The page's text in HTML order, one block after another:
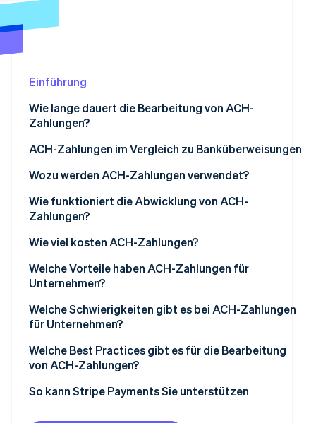
Betrugsprävention
Atlas
Online-Identitätsprüfung
Erfahren Sie, wie Stripe Lösungen für die
Jetzt ansehen
Einführung
Wie lange dauert die Bearbeitung von ACH-
Zahlungen?
ACH-Zahlungen im Vergleich zu Banküberweisungen
Geschwindigkeit
Kosten
Sicherheit
Wiederkehrende Zahlungen
Wozu werden ACH-Zahlungen verwendet?
Wie funktioniert die Abwicklung von ACH-
Zahlungen?
Wie viel kosten ACH-Zahlungen?
Welche Vorteile haben ACH-Zahlungen für
Unternehmen?
Welche Schwierigkeiten gibt es bei ACH-Zahlungen
für Unternehmen?
Welche Best Practices gibt es für die Bearbeitung
von ACH-Zahlungen?
Due Diligence und Authentifizierung
So kann Stripe Payments Sie unterstützen